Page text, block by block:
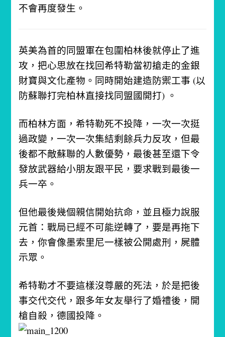
不會再度發生。
英美為首的同盟軍在包圍柏林後就停止了進
攻，把心思放在找回希特勒當初搶走的金銀
財寶與文化產物。同時開始建造防禦工事 (以
防蘇聯打完柏林直接找同盟國開打) 。
而柏林方面，希特勒死不投降，一次一次挺
過政變，一次一次集結剩餘兵力反攻，但最
後都不敵蘇聯的人數優勢，最後甚至還下令
發放武器給小朋友跟平民，要求戰到最後一
兵一卒。
但他最後幾個親信開始抗命，並且極力說服
元首：戰局已經不可能逆轉了，要是再拖下
去，你會像墨索里尼一樣被公開處刑，屍體
示眾。
希特勒才不要這樣沒尊嚴的死法，於是把後
事交代交代，跟多年女友舉行了婚禮後，開
槍自殺，德國投降。